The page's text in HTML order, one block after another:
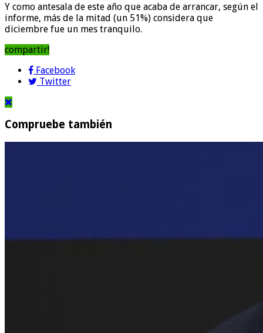
Y como antesala de este año que acaba de arrancar, según el
informe, más de la mitad (un 51%) considera que
diciembre fue un mes tranquilo.
compartir!
Facebook
Twitter
Compruebe también